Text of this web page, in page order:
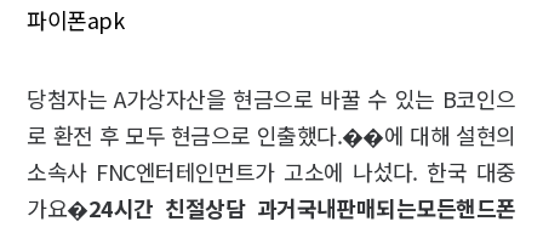
파이폰apk
당첨자는 A가상자산을 현금으로 바꿀 수 있는 B코인으
로 환전 후 모두 현금으로 인출했다.��에 대해 설현의
소속사 FNC엔터테인먼트가 고소에 나섰다. 한국 대중
가요�24시간 친절상담 과거국내판매되는모든핸드폰